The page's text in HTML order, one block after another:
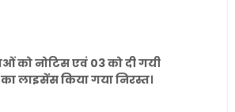
को नोटिस एवं 03 को दी गयी
लाइसेंस किया गया निरस्त।